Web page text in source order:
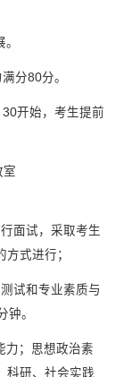
分80分。
开始，考生提前
室
面试，采取考生
式进行；
试和专业素质与
钟。
力；思想政治素
科研、社会实践